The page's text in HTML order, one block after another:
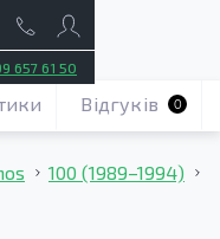
657 61 50
100 (1989–1994)
Відгуків 0